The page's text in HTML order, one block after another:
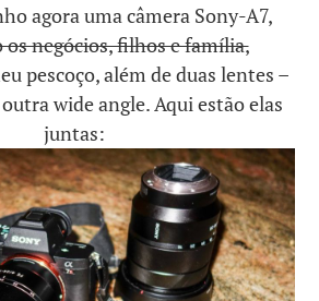
agora uma câmera Sony-A7,
os negócios, filhos e família,
pescoço, além de duas lentes –
wide angle. Aqui estão elas
juntas: